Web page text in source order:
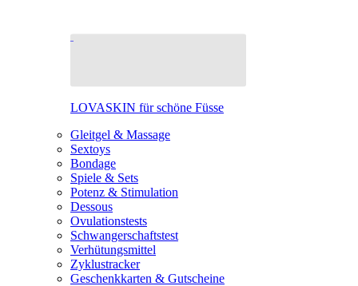
LOVASKIN für schöne Füsse
Gleitgel & Massage
Sextoys
Bondage
Spiele & Sets
Potenz & Stimulation
Dessous
Ovulationstests
Schwangerschaftstest
Verhütungsmittel
Zyklustracker
Geschenkkarten & Gutscheine